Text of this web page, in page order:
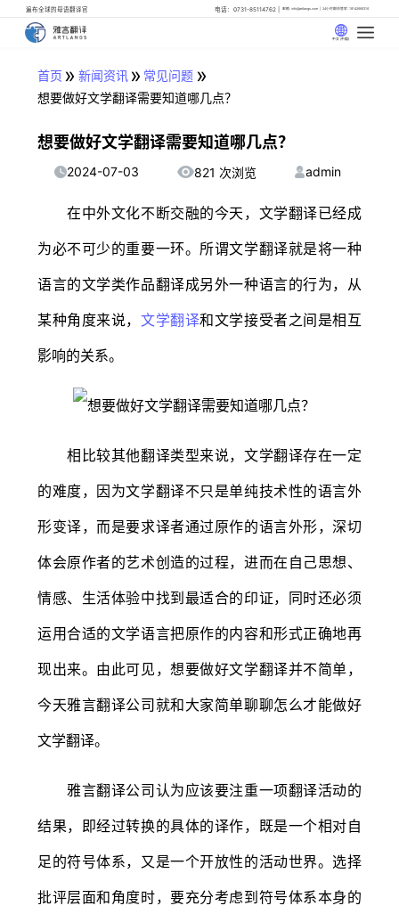
遍布全球的母语翻译官 电话：0731-85114762 邮箱: info@artlangs.com 24小时翻译管家: 18142666316
中文 (中国)
首页 » 新闻资讯» 常见问题 »
想要做好文学翻译需要知道哪几点？
想要做好文学翻译需要知道哪几点？
2024-07-03 821 次浏览 admin
在中外文化不断交融的今天，文学翻译已经成
为必不可少的重要一环。所谓文学翻译就是将一种
语言的文学类作品翻译成另外一种语言的行为，从
某种角度来说， 文学翻译和文学接受者之间是相互
影响的关系。
相比较其他翻译类型来说，文学翻译存在一定
的难度，因为文学翻译不只是单纯技术性的语言外
形变译，而是要求译者通过原作的语言外形，深切
体会原作者的艺术创造的过程，进而在自己思想、
情感、生活体验中找到最适合的印证，同时还必须
运用合适的文学语言把原作的内容和形式正确地再
现出来。由此可见，想要做好文学翻译并不简单，
今天雅言翻译公司就和大家简单聊聊怎么才能做好
文学翻译。
雅言翻译公司认为应该要注重一项翻译活动的
结果，即经过转换的具体的译作，既是一个相对自
足的符号体系，又是一个开放性的活动世界。选择
批评层面和角度时，要充分考虑到符号体系本身的